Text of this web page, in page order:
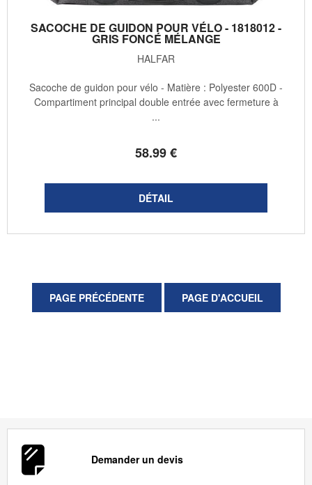
SACOCHE DE GUIDON POUR VÉLO - 1818012 -
GRIS FONCÉ MÉLANGE
HALFAR
58.99€
Sacoche de guidon pour vélo - Matière : Polyester 600D -
Compartiment principal double entrée avec fermeture à
...
Demander un devis